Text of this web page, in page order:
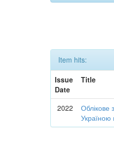
Item hits:
Issue
Date
Title
2022
Облікове
Україною